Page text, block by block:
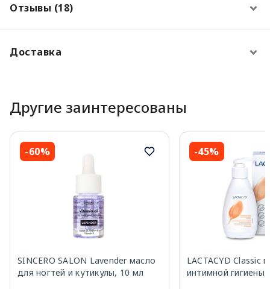
Отзывы (18)
Доставка
Другие заинтересованы
-60%
SINCERO SALON Lavender масло
для ногтей и кутикулы, 10 мл
-45%
LACTACYD Classic
интимной